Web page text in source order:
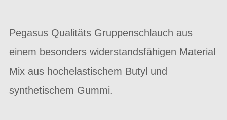
Pegasus Qualitäts Gruppenschlauch aus
einem besonders widerstandsfähigen Material
Mix aus hochelastischem Butyl und
synthetischem Gummi.